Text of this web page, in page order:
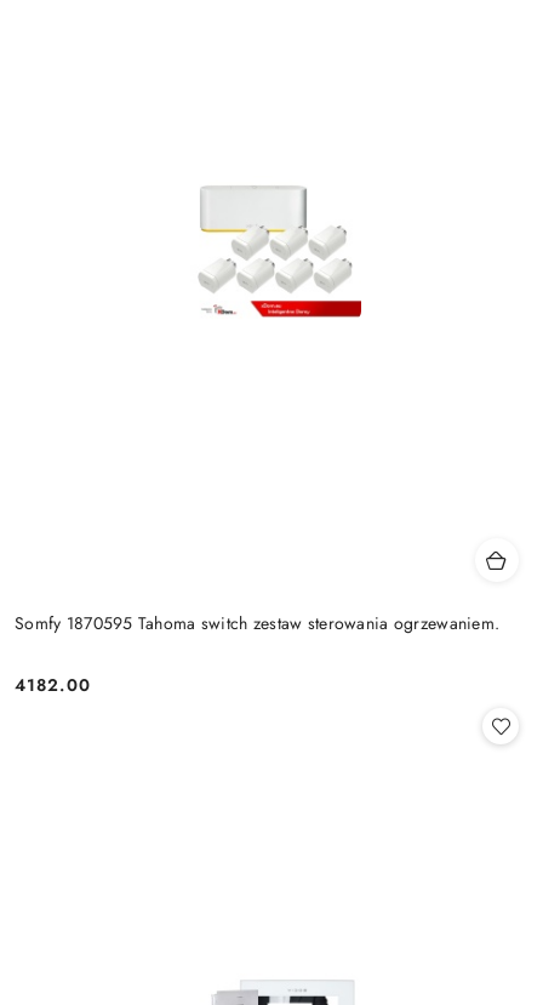
Somfy 1870595 Tahoma switch zestaw sterowania ogrzewaniem.
Cena:
4182.00